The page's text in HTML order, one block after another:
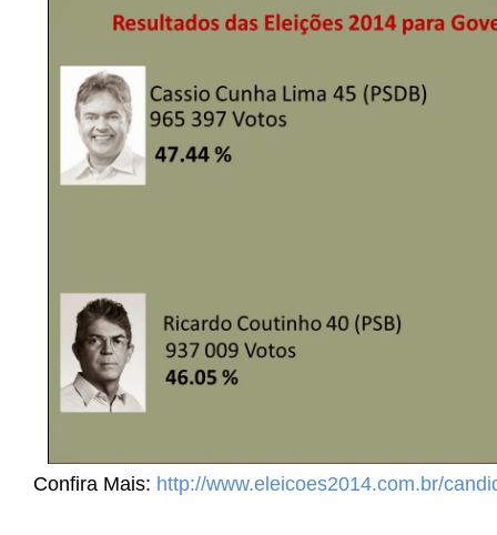
Confira Mais: http://www.eleicoes2014.com.br/